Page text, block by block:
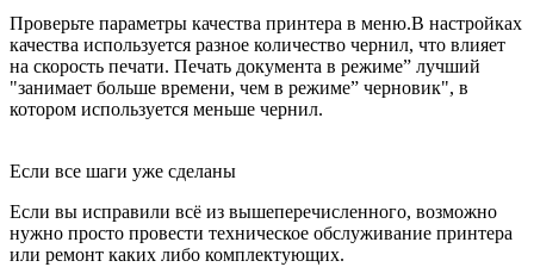
Проверьте параметры качества принтера в меню.В настройках
качества используется разное количество чернил, что влияет
на скорость печати. Печать документа в режиме” лучший
"занимает больше времени, чем в режиме” черновик", в
котором используется меньше чернил.
Если все шаги уже сделаны
Если вы исправили всё из вышеперечисленного, возможно
нужно просто провести техническое обслуживание принтера
или ремонт каких либо комплектующих.